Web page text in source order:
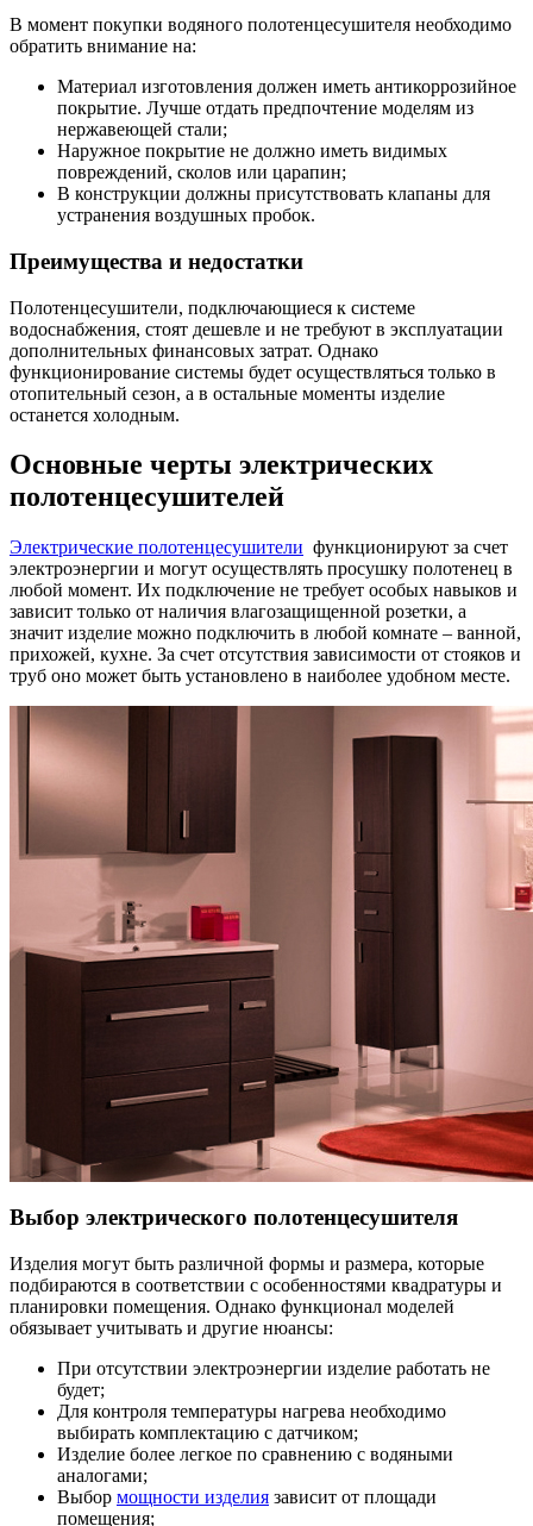
В момент покупки водяного полотенцесушителя необходимо
обратить внимание на:
Материал изготовления должен иметь антикоррозийное
покрытие. Лучше отдать предпочтение моделям из
нержавеющей стали;
Наружное покрытие не должно иметь видимых
повреждений, сколов или царапин;
В конструкции должны присутствовать клапаны для
устранения воздушных пробок.
Преимущества и недостатки
Полотенцесушители, подключающиеся к системе
водоснабжения, стоят дешевле и не требуют в эксплуатации
дополнительных финансовых затрат. Однако
функционирование системы будет осуществляться только в
отопительный сезон, а в остальные моменты изделие
останется холодным.
Основные черты электрических
полотенцесушителей
Электрические полотенцесушители функционируют за счет
электроэнергии и могут осуществлять просушку полотенец в
любой момент. Их подключение не требует особых навыков и
зависит только от наличия влагозащищенной розетки, а
значит изделие можно подключить в любой комнате – ванной,
прихожей, кухне. За счет отсутствия зависимости от стояков и
труб оно может быть установлено в наиболее удобном месте.
Выбор электрического полотенцесушителя
Изделия могут быть различной формы и размера, которые
подбираются в соответствии с особенностями квадратуры и
планировки помещения. Однако функционал моделей
обязывает учитывать и другие нюансы:
При отсутствии электроэнергии изделие работать не
будет;
Для контроля температуры нагрева необходимо
выбирать комплектацию с датчиком;
Изделие более легкое по сравнению с водяными
аналогами;
Выбор мощности изделия зависит от площади
помещения;